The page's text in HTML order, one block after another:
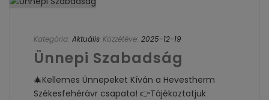
Kategória: Aktuális Közzétéve: 2025-12-19
Ünnepi Szabadság
🎄Kellemes Ünnepeket Kíván a Hevestherm
Székesfehérávr csapata! 👉Tájékoztatjuk